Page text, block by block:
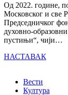
Од 2022. године,
Московског и све
Председничког
духовно-
пустињи“, чији…
НАСТАВАК
Вести
Култура